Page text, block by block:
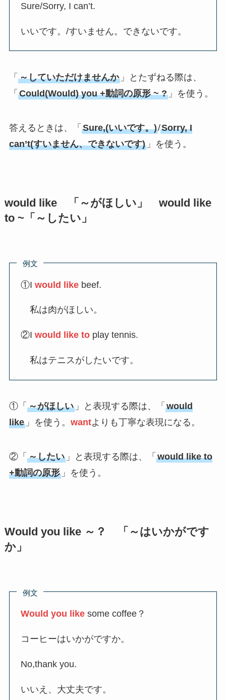
Sure/Sorry, I can’t.
いいです。/すいません。できないです。
「 ～していただけませんか」とたずねる際は、
「 Could(Would) you +動詞の原形 ~ ?」を使う。
答えるときは、「 Sure,(いいです。)/Sorry, I
can’t(すいません、できないです)」を使う。
would like 「～がほしい」 would like
to ~「～したい」
例文
①Iwould like beef.
私は肉がほしい。
②Iwould like to play tennis.
私はテニスがしたいです。
①「 ～がほしい」と表現する際は、「 would
like」を使う。 wantよりも丁寧な表現になる。
②「 ～したい」と表現する際は、「 would like to
+動詞の原形」を使う。
Would you like ～？ 「～はいかがです
か」
例文
Would you like some coffee？
コーヒーはいかがですか。
No,thank you.
いいえ、大丈夫です。